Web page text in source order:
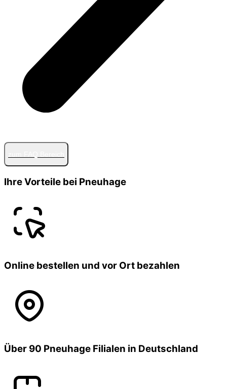
Ihre Vorteile bei Pneuhage
Online bestellen und vor Ort bezahlen
Über 90 Pneuhage Filialen in Deutschland